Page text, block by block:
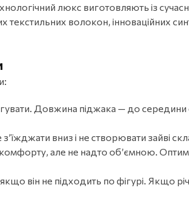
люкс виготовляють із
волокон, інноваційних
Довжина піджака — до середини
вниз і не створювати зайві
але не надто об’ємною.
він не підходить по фігурі. Якщо річ